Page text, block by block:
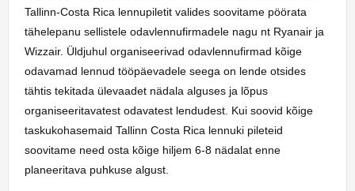
Tallinn-Costa Rica lennupiletit valides soovitame pöörata
tähelepanu sellistele odavlennufirmadele nagu nt Ryanair ja
Wizzair. Üldjuhul organiseerivad odavlennufirmad kõige
odavamad lennud tööpäevadele seega on lende otsides
tähtis tekitada ülevaadet nädala alguses ja lõpus
organiseeritavatest odavatest lendudest. Kui soovid kõige
taskukohasemaid Tallinn Costa Rica lennuki pileteid
soovitame need osta kõige hiljem 6-8 nädalat enne
planeeritava puhkuse algust.